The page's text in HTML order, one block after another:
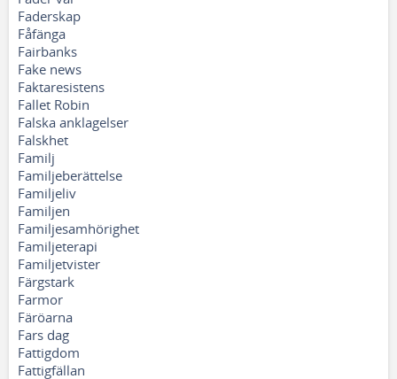
Faderskap
Fåfänga
Fairbanks
Fake news
Faktaresistens
Fallet Robin
Falska anklagelser
Falskhet
Familj
Familjeberättelse
Familjeliv
Familjen
Familjesamhörighet
Familjeterapi
Familjetvister
Färgstark
Farmor
Färöarna
Fars dag
Fattigdom
Fattigfällan